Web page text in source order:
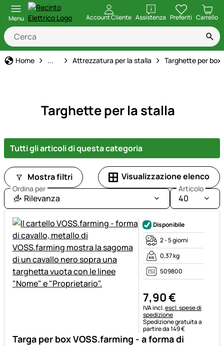
Menu Account Cliente Assistenza
apri Preferiti Carrello
Home Allevamento di Cavalli
... Attrezzatura per la stalla Targhette per
Targhette per la stalla
Tutti gli articoli di questa categoria
Mostra filtri Visualizzazione elenco
Ordina per
Rilevanza
Articolo
40
Targa per box VOSS.farming - a forma di
Disponibile
2 - 5 giorni
0,37 kg
509800
7,90€
Informazioni fiscali:
IVA incl.escl. spese di
spedizione
Spedizione gratuita a
partire da 149 €